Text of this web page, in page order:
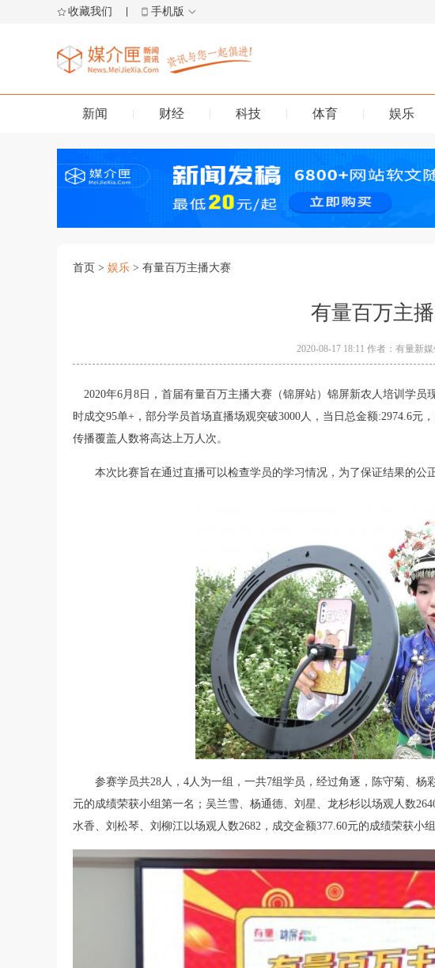
收藏我们 手机版
新闻 财经 科技 体育 娱乐
首页 > 娱乐 > 有量百万主播大赛
有量百万主
2020-08-17 18:11 作者：有量新
2020年6月8日，首届有量百万主播大赛（锦屏站）锦屏新农人培训学员
时成交95单+，部分学员首场直播场观突破3000人，当日总金额:2974.6元
传播覆盖人数将高达上万人次。
本次比赛旨在通过直播可以检查学员的学习情况，为了保证结果的公
参赛学员共28人，4人为一组，一共7组学员，经过角逐，陈守菊、杨
元的成绩荣获小组第一名；吴兰雪、杨通德、刘星、龙杉杉以场观人数
水香、刘松琴、刘柳江以场观人数2682，成交金额377.60元的成绩荣获小组